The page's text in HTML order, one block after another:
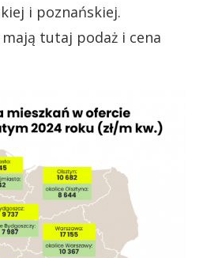
i poznańskiej.
tutaj podaż i cena